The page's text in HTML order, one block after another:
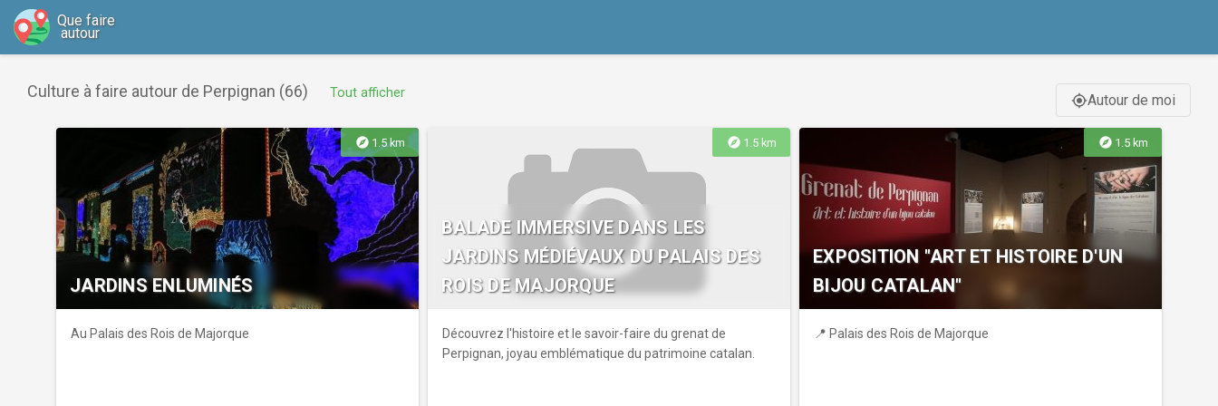
Que faire
autour
Culture à faire autour de Perpignan (66) Tout afficher gps_fixedAutour de moi
explore 1.5 km
JARDINS ENLUMINÉS
Au Palais des Rois de Majorque
explore 1.5 km
BALADE IMMERSIVE DANS LES
JARDINS MÉDIÉVAUX DU PALAIS DES
ROIS DE MAJORQUE
Découvrez l'histoire et le savoir-faire du grenat de
Perpignan, joyau emblématique du patrimoine catalan.
explore 1.5 km
EXPOSITION "ART ET HISTOIRE D'UN
BIJOU CATALAN"
📍 Palais des Rois de Majorque